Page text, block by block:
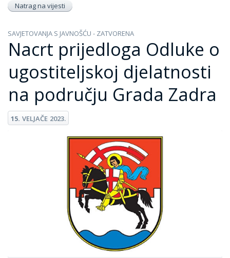
Natrag na vijesti
SAVJETOVANJA S JAVNOŠĆU - ZATVORENA
Nacrt prijedloga Odluke o
ugostiteljskoj djelatnosti
na području Grada Zadra
15. VELJAČE 2023.